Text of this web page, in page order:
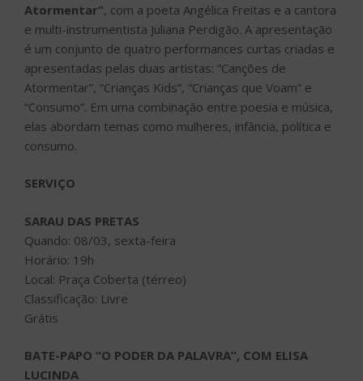
Atormentar”, com a poeta Angélica Freitas e a cantora
e multi-instrumentista Juliana Perdigão. A apresentação
é um conjunto de quatro performances curtas criadas e
apresentadas pelas duas artistas: “Canções de
Atormentar”, “Crianças Kids”, “Crianças que Voam” e
“Consumo”. Em uma combinação entre poesia e música,
elas abordam temas como mulheres, infância, política e
consumo.
SERVIÇO
SARAU DAS PRETAS
Quando: 08/03, sexta-feira
Horário: 19h
Local: Praça Coberta (térreo)
Classificação: Livre
Grátis
BATE-PAPO “O PODER DA PALAVRA”, COM ELISA
LUCINDA